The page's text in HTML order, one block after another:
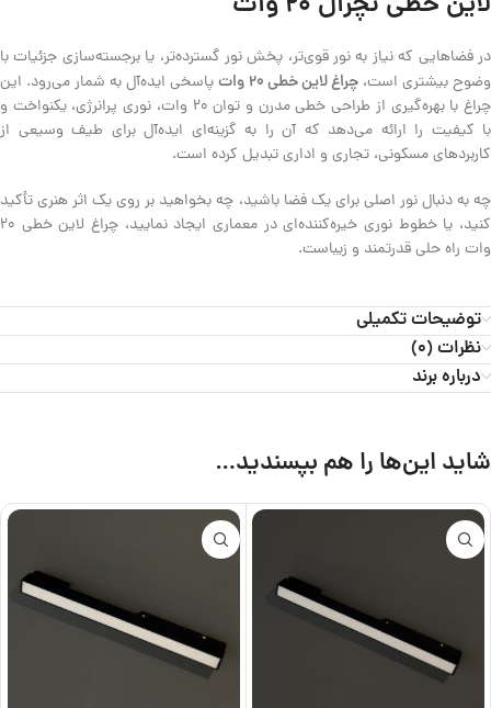
در فضاهایی که نیاز به نور قوی‌تر، پخش نور گسترده‌تر، یا برجسته‌سازی جزئیات با
وضوح بیشتری است،چراغ لاین خطی 20 وات
پاسخی ایده‌آل به شمار می‌رود. این
چراغ با بهره‌گیری از طراحی خطی مدرن و توان 20 وات، نوری پرانرژی، یکنواخت و
با کیفیت را ارائه می‌دهد که آن را به گزینه‌ای ایده‌آل برای طیف وسیعی از
کاربردهای مسکونی، تجاری و اداری تبدیل کرده است.
چه به دنبال نور اصلی برای یک فضا باشید، چه بخواهید بر روی یک اثر هنری تأکید
کنید، یا خطوط نوری خیره‌کننده‌ای در معماری ایجاد نمایید، چراغ لاین خطی 20
وات راه حلی قدرتمند و زیباست.
توضیحات تکمیلی
نظرات (0)
درباره برند
شاید این‌ها را هم بپسندید…